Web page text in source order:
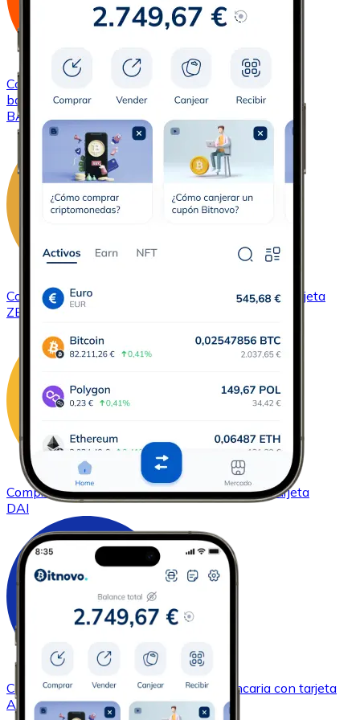
Comprar
bancariacon tarjeta
BAT
ComprarZCash con transferencia bancariacon tarjeta
ZEC
ComprarDAIcon transferencia bancariacon tarjeta
DAI
ComprarCardanocon transferencia bancaria con tarjeta
ADA